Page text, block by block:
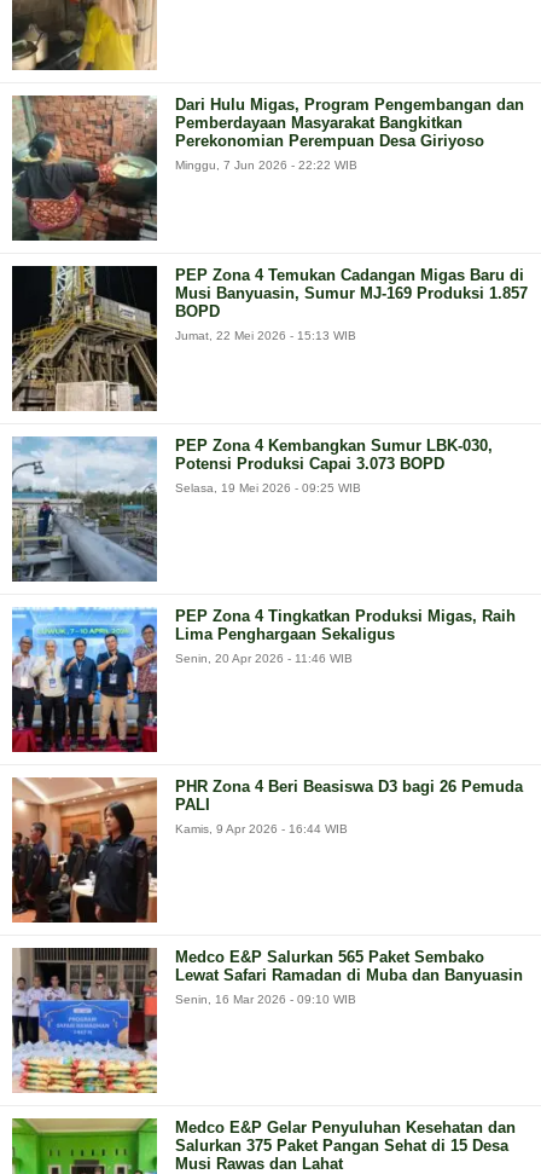
Dari Hulu Migas, Program Pengembangan dan
Pemberdayaan Masyarakat Bangkitkan
Perekonomian Perempuan Desa Giriyoso
Minggu, 7 Jun 2026 - 22:22 WIB
PEP Zona 4 Temukan Cadangan Migas Baru di
Musi Banyuasin, Sumur MJ-169 Produksi 1.857
BOPD
Jumat, 22 Mei 2026 - 15:13 WIB
PEP Zona 4 Kembangkan Sumur LBK-030,
Potensi Produksi Capai 3.073 BOPD
Selasa, 19 Mei 2026 - 09:25 WIB
PEP Zona 4 Tingkatkan Produksi Migas, Raih
Lima Penghargaan Sekaligus
Senin, 20 Apr 2026 - 11:46 WIB
PHR Zona 4 Beri Beasiswa D3 bagi 26 Pemuda
PALI
Kamis, 9 Apr 2026 - 16:44 WIB
Medco E&P Salurkan 565 Paket Sembako
Lewat Safari Ramadan di Muba dan Banyuasin
Senin, 16 Mar 2026 - 09:10 WIB
Medco E&P Gelar Penyuluhan Kesehatan dan
Salurkan 375 Paket Pangan Sehat di 15 Desa
Musi Rawas dan Lahat